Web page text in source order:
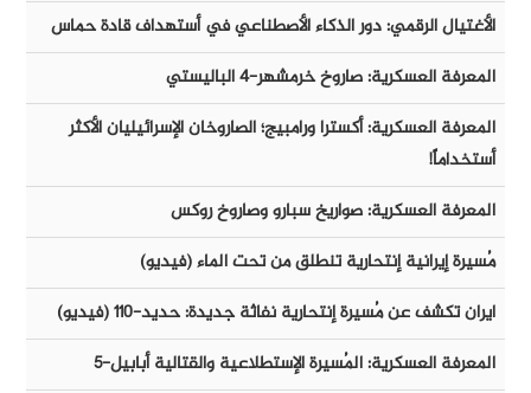
الأغتيال الرقمي: دور الذكاء الأصطناعي في أستهداف قادة حماس
المعرفة العسكرية: صاروخ خرمشهر-٤ الباليستي
المعرفة العسكرية: أكسترا ورامبيج؛ الصاروخان الإسرائيليان الأكثر
أستخداماً!
المعرفة العسكرية: صواريخ سبارو وصاروخ روكس
مُسيرة إيرانية إنتحارية تنطلق من تحت الماء (فيديو)
ايران تكشف عن مُسيرة إنتحارية نفاثة جديدة: حديد-١١٠ (فيديو)
المعرفة العسكرية: المُسيرة الإستطلاعية والقتالية أبابيل-٥